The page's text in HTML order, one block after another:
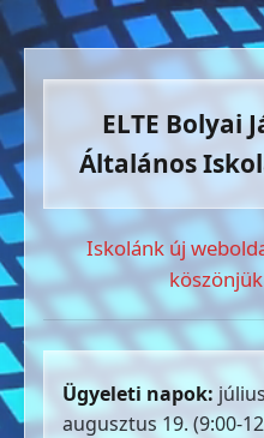
ELTE Bolyai
Általános
Iskolánk új
Ügyeleti napok:
augusztus 19. (9:00-